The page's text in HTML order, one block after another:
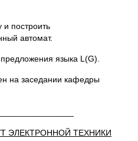
и построить
автомат.
языка L(G).
на заседании кафедры
ЭЛЕКТРОННОЙ ТЕХНИКИ